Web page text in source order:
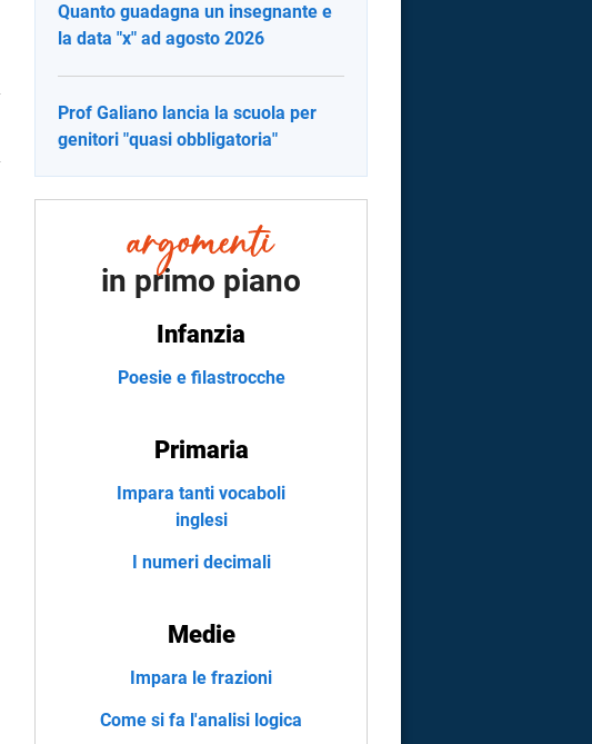
Quanto guadagna un insegnante e
la data "x" ad agosto 2026
Prof Galiano lancia la scuola per
genitori "quasi obbligatoria"
in primo piano
Infanzia
Poesie e filastrocche
Primaria
Impara tanti vocaboli
inglesi
I numeri decimali
Medie
Impara le frazioni
Come si fa l'analisi logica